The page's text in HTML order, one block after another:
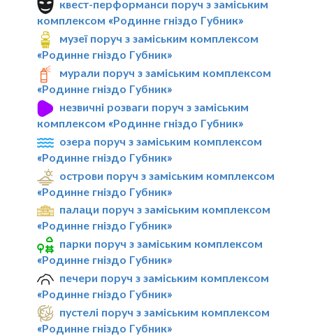
квест-перформанси поруч з заміським
комплексом «Родинне гніздо Губник»
музеї поруч з заміським комплексом
«Родинне гніздо Губник»
мурали поруч з заміським комплексом
«Родинне гніздо Губник»
незвичні розваги поруч з заміським
комплексом «Родинне гніздо Губник»
озера поруч з заміським комплексом
«Родинне гніздо Губник»
острови поруч з заміським комплексом
«Родинне гніздо Губник»
палаци поруч з заміським комплексом
«Родинне гніздо Губник»
парки поруч з заміським комплексом
«Родинне гніздо Губник»
печери поруч з заміським комплексом
«Родинне гніздо Губник»
пустелі поруч з заміським комплексом
«Родинне гніздо Губник»